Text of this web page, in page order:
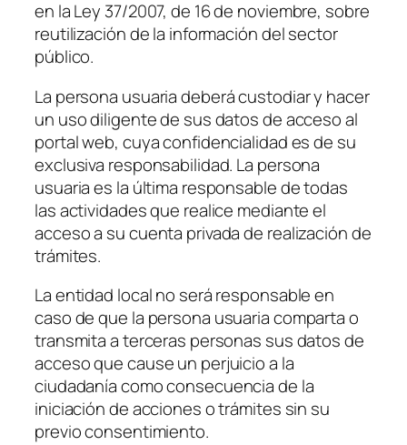
en la Ley 37/2007, de 16 de noviembre, sobre
reutilización de la información del sector
público.
La persona usuaria deberá custodiar y hacer
un uso diligente de sus datos de acceso al
portal web, cuya confidencialidad es de su
exclusiva responsabilidad. La persona
usuaria es la última responsable de todas
las actividades que realice mediante el
acceso a su cuenta privada de realización de
trámites.
La entidad local no será responsable en
caso de que la persona usuaria comparta o
transmita a terceras personas sus datos de
acceso que cause un perjuicio a la
ciudadanía como consecuencia de la
iniciación de acciones o trámites sin su
previo consentimiento.